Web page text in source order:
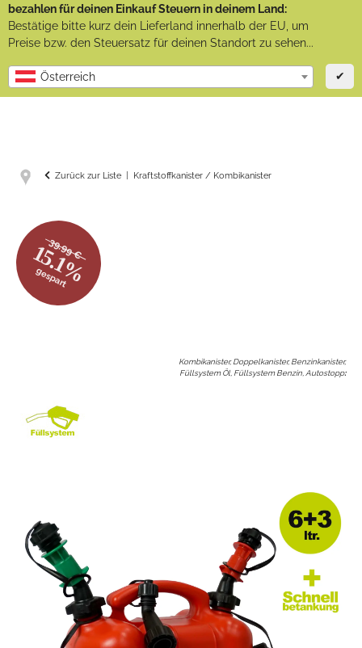
bezahlen für deinen Einkauf Steuern in deinem Land:
Bestätige bitte kurz dein Lieferland innerhalb der EU, um
Preise bzw. den Steuersatz für deinen Standort zu sehen...
Österreich ✔
Zurück zur Liste Kraftstoffkanister / Kombikanister
39.99 €
15.1%
gespart
Kombikanister, Doppelkanister, Benzinkanister,
Füllsystem Öl, Füllsystem Benzin, Autostopp: